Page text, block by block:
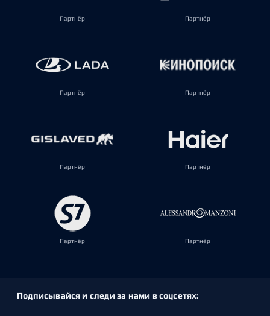
Партнёр Партнёр
Партнёр Партнёр
Партнёр Партнёр
Партнёр Партнёр
Подписывайся и следи за нами в соцсетях: